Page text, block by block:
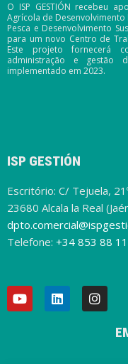
O ISP GESTIÓN recebeu
Agrícola de Desenvolvimento
Pesca e Desenvolvimento
para um novo Centro de
Este projeto fornecerá
administração e gestão
implementado em 2023.
ISP GESTIÓN
Escritório: C/ Tejuela,
23680 Alcala la Real
Telefone: +34 853 88